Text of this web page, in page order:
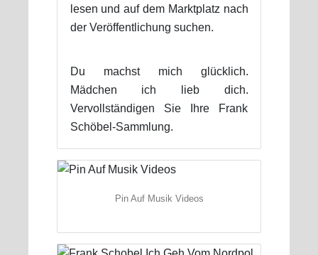
lesen und auf dem Marktplatz nach
der Veröffentlichung suchen.
Du machst mich glücklich.
Mädchen ich lieb dich.
Vervollständigen Sie Ihre Frank
Schöbel-Sammlung.
Pin Auf Musik Videos